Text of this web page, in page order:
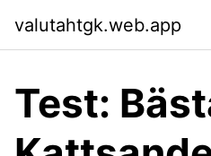
valutahtgk.web.app
Test: